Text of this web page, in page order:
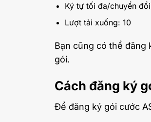
Ký tự tối đa/chuyển
Lượt tải xuống: 10
Bạn cũng có thể đăng
gói.
Cách đăng ký
Để đăng ký gói cước